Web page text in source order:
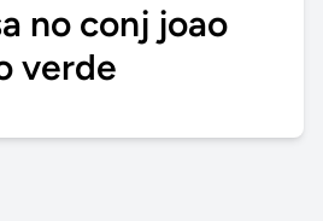
no conj joao
verde